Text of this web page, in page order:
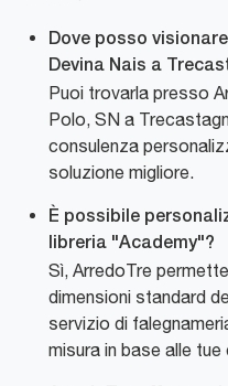
Dove posso
Devina Nais a
Puoi trovarla presso
Polo, SN a
consulenza
soluzione migliore.
È possibile
libreria "Academy"?
Sì, ArredoTre
dimensioni standard
servizio di
misura in base alle tue